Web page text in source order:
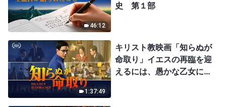
46:12
史 第１部
1:37:49
キリスト教映画「知らぬが
命取り」イエスの再臨を迎
えるには、愚かな乙女にな